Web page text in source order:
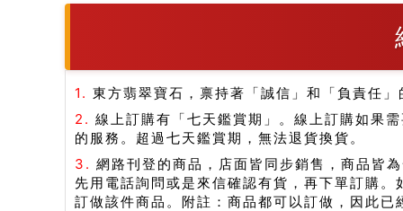
1. 東方翡翠寶石，禀持著「誠信」和「負責任
2. 線上訂購有「七天鑑賞期」。線上訂購如果
的服務。超過七天鑑賞期，無法退貨換貨。
3. 網路刊登的商品，店面皆同步銷售，商品皆
先用電話詢問或是來信確認有貨，再下單訂購
訂做該件商品。附註：商品都可以訂做，因此